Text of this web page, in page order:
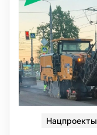
Нацпроекты